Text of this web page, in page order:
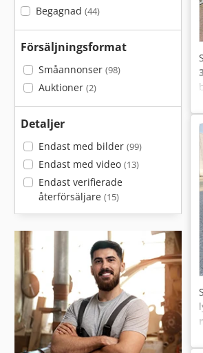
Begagnad (44)
Försäljningsformat
Småannonser (98)
Auktioner (2)
Detaljer
Endast med bilder (99)
Endast med video (13)
Endast verifierade
återförsäljare (15)